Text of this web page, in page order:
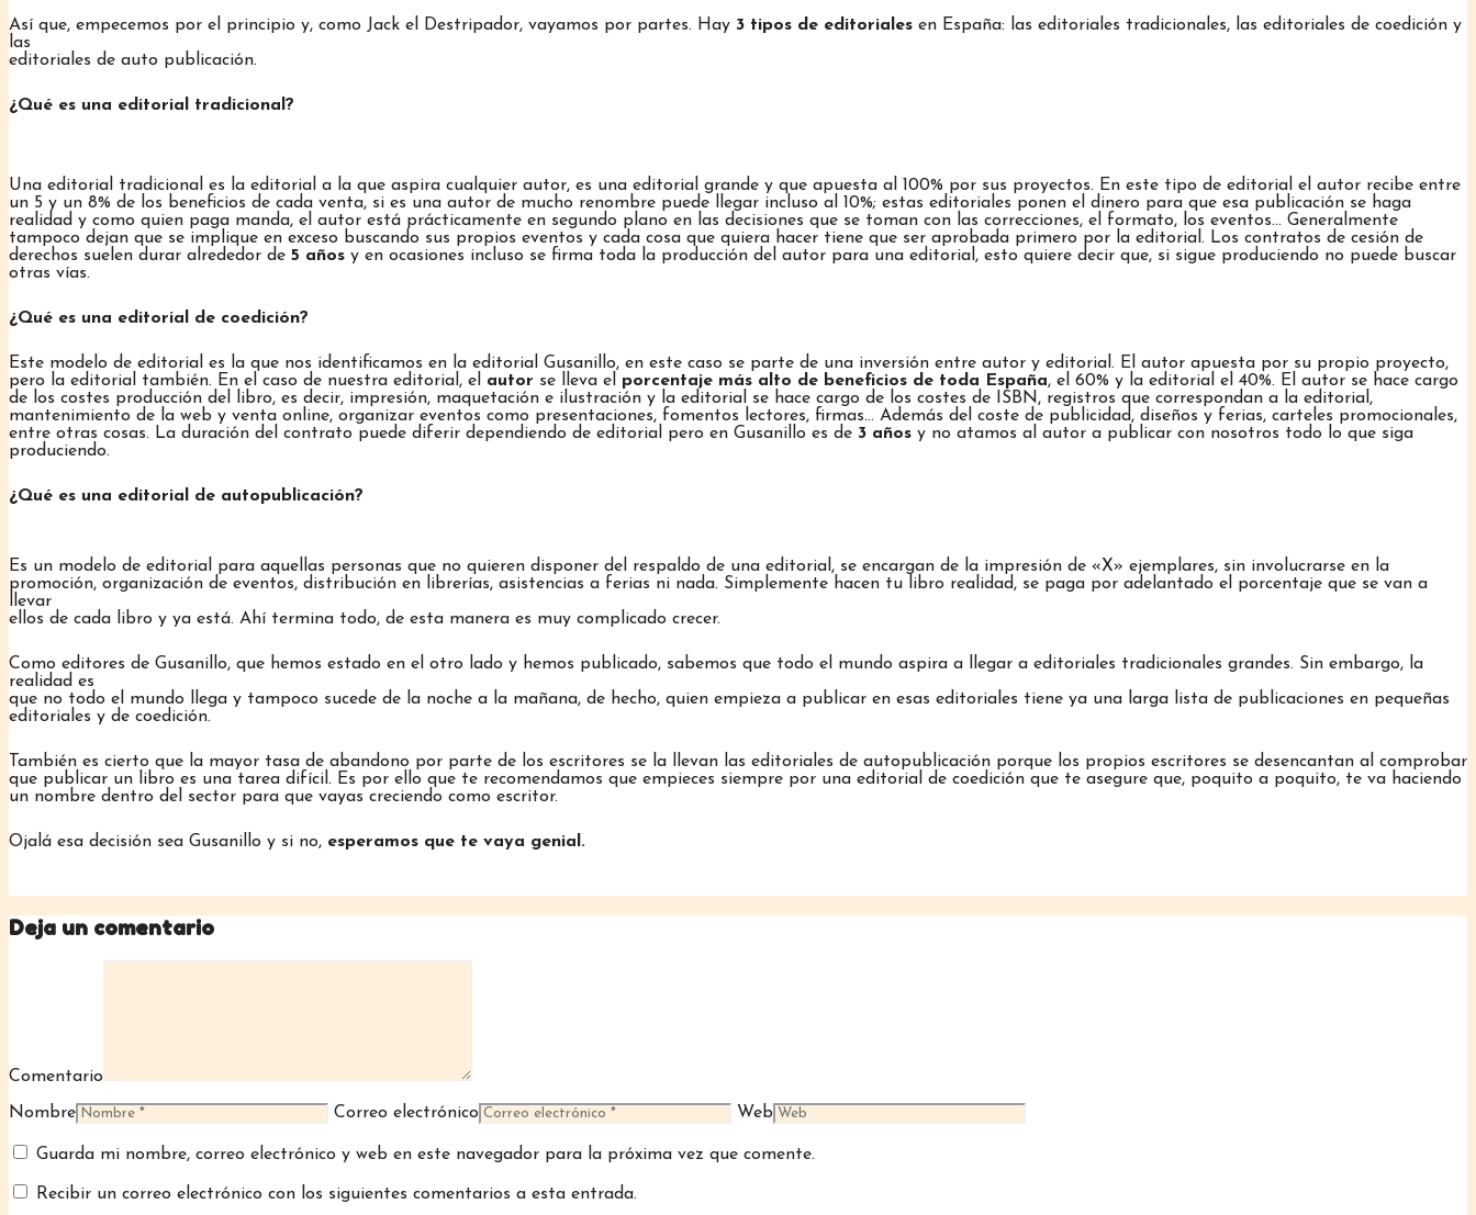
Así que, empecemos por el principio y, como Jack el Destripador, vayamos por partes. Hay 3 tipos de editoriales en España: las editoriales tradicionales, las editoriales de coedición y
las
editoriales de auto publicación.
¿Qué es una editorial tradicional?
Una editorial tradicional es la editorial a la que aspira cualquier autor, es una editorial grande y que apuesta al 100% por sus proyectos. En este tipo de editorial el autor recibe entre
un 5 y un 8% de los beneficios de cada venta, si es una autor de mucho renombre puede llegar incluso al 10%; estas editoriales ponen el dinero para que esa publicación se haga
realidad y como quien paga manda, el autor está prácticamente en segundo plano en las decisiones que se toman con las correcciones, el formato, los eventos… Generalmente
tampoco dejan que se implique en exceso buscando sus propios eventos y cada cosa que quiera hacer tiene que ser aprobada primero por la editorial. Los contratos de cesión de
derechos suelen durar alrededor de 5 años y en ocasiones incluso se firma toda la producción del autor para una editorial, esto quiere decir que, si sigue produciendo no puede buscar
otras vías.
¿Qué es una editorial de coedición?
Este modelo de editorial es la que nos identificamos en la editorial Gusanillo, en este caso se parte de una inversión entre autor y editorial. El autor apuesta por su propio proyecto,
pero la editorial también. En el caso de nuestra editorial, el autor se lleva el porcentaje más alto de beneficios de toda España, el 60% y la editorial el 40%. El autor se hace cargo
de los costes producción del libro, es decir, impresión, maquetación e ilustración y la editorial se hace cargo de los costes de ISBN, registros que correspondan a la editorial,
mantenimiento de la web y venta online, organizar eventos como presentaciones, fomentos lectores, firmas… Además del coste de publicidad, diseños y ferias, carteles promocionales,
entre otras cosas. La duración del contrato puede diferir dependiendo de editorial pero en Gusanillo es de 3 años y no atamos al autor a publicar con nosotros todo lo que siga
produciendo.
¿Qué es una editorial de autopublicación?
Es un modelo de editorial para aquellas personas que no quieren disponer del respaldo de una editorial, se encargan de la impresión de «X» ejemplares, sin involucrarse en la
promoción, organización de eventos, distribución en librerías, asistencias a ferias ni nada. Simplemente hacen tu libro realidad, se paga por adelantado el porcentaje que se van a
llevar
ellos de cada libro y ya está. Ahí termina todo, de esta manera es muy complicado crecer.
Como editores de Gusanillo, que hemos estado en el otro lado y hemos publicado, sabemos que todo el mundo aspira a llegar a editoriales tradicionales grandes. Sin embargo, la
realidad es
que no todo el mundo llega y tampoco sucede de la noche a la mañana, de hecho, quien empieza a publicar en esas editoriales tiene ya una larga lista de publicaciones en pequeñas
editoriales y de coedición.
También es cierto que la mayor tasa de abandono por parte de los escritores se la llevan las editoriales de autopublicación porque los propios escritores se desencantan al comprobar
que publicar un libro es una tarea difícil. Es por ello que te recomendamos que empieces siempre por una editorial de coedición que te asegure que, poquito a poquito, te va haciendo
un nombre dentro del sector para que vayas creciendo como escritor.
Ojalá esa decisión sea Gusanillo y si no, esperamos que te vaya genial.
Deja un comentario
Comentario
Nombre Correo electrónico Web
Guarda mi nombre, correo electrónico y web en este navegador para la próxima vez que comente.
Recibir un correo electrónico con los siguientes comentarios a esta entrada.